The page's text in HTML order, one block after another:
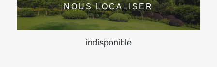
NOUS LOCALISER
indisponible